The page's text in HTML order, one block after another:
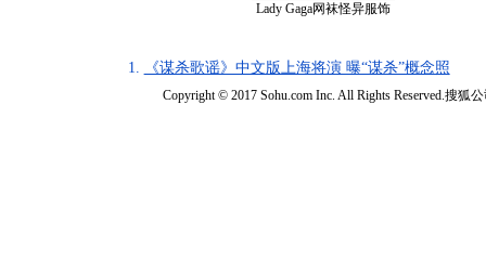
Lady Gaga网袜怪异服饰
1. 《谋杀歌谣》中文版上海将演 曝“谋杀”概念照
Copyright © 2017 Sohu.com Inc. All Rights Reserved.搜狐